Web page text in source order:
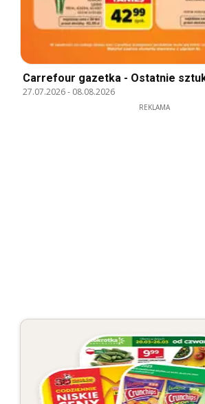
Carrefour gazetka - Ostatnie
27.07.2026- 08.08.2026
REKLAMA